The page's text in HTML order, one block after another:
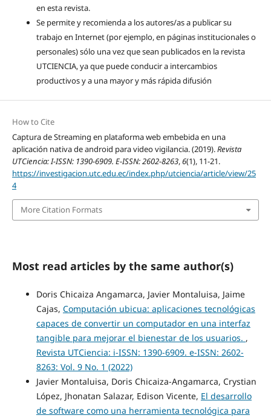
en esta revista.
Se permite y recomienda a los autores/as a publicar su
trabajo en Internet (por ejemplo, en páginas institucionales o
personales) sólo una vez que sean publicados en la revista
UTCIENCIA, ya que puede conducir a intercambios
productivos y a una mayor y más rápida difusión
How to Cite
Captura de Streaming en plataforma web embebida en una
aplicación nativa de android para video vigilancia. (2019).Revista
UTCiencia: I-ISSN: 1390-6909. E-ISSN: 2602-8263,6(1), 11-21.
https://investigacion.utc.edu.ec/index.php/utciencia/article/view/25
4
More Citation Formats
Most read articles by the same author(s)
Doris Chicaiza Angamarca, Javier Montaluisa, Jaime
Cajas, Computación ubicua: aplicaciones tecnológicas
capaces de convertir un computador en una interfaz
tangible para mejorar el bienestar de los usuarios. ,
Revista UTCiencia: i-ISSN: 1390-6909. e-ISSN: 2602-
8263: Vol. 9 No. 1 (2022)
Javier Montaluisa, Doris Chicaiza-Angamarca, Crystian
López, Jhonatan Salazar, Edison Vicente, El desarrollo
de software como una herramienta tecnológica para